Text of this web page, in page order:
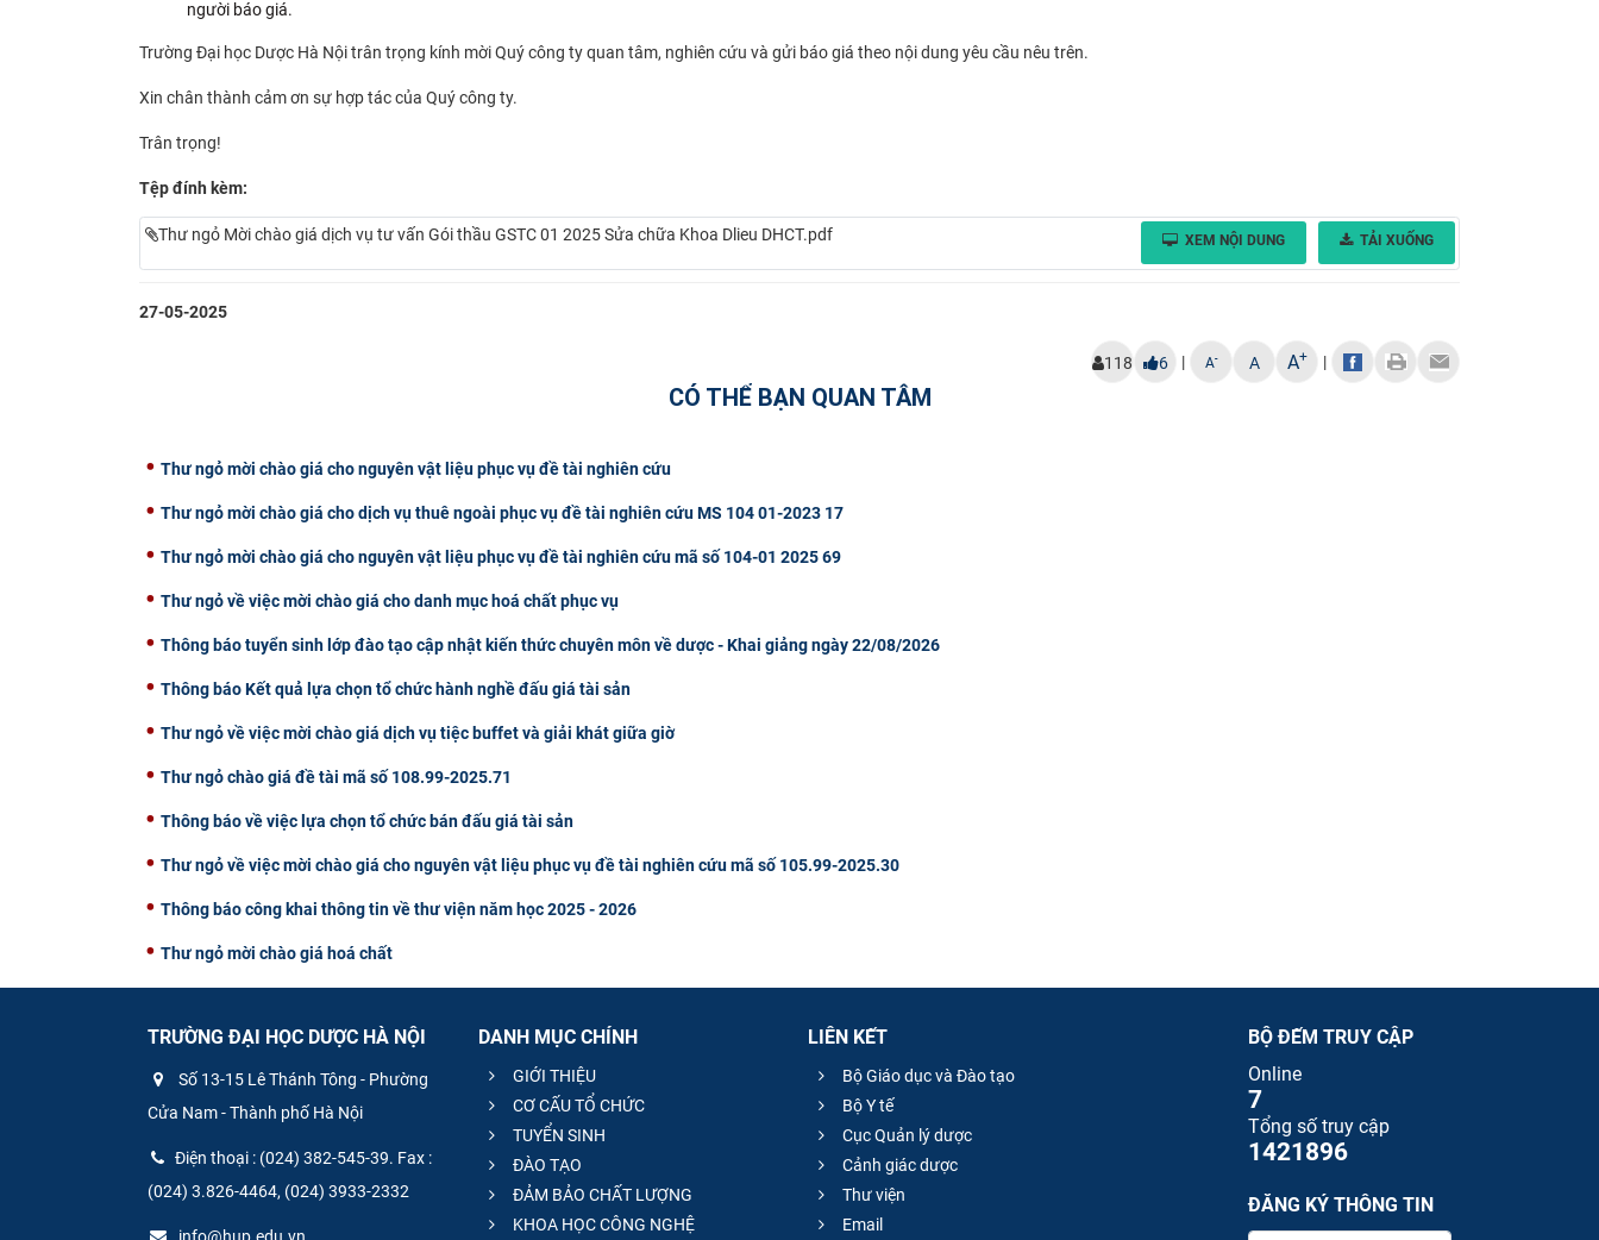
người báo giá.
Trường Đại học Dược Hà Nội trân trọng kính mời Quý công ty quan tâm, nghiên cứu và gửi báo giá theo nội dung yêu cầu nêu trên.
Xin chân thành cảm ơn sự hợp tác của Quý công ty.
Trân trọng!
Tệp đính kèm:
Thư ngỏ Mời chào giá dịch vụ tư vấn Gói thầu GSTC 01 2025 Sửa chữa Khoa Dlieu DHCT.pdf XEM NỘI DUNG TẢI XUỐNG
27-05-2025
118 6 | A- A A+ |
CÓ THỂ BẠN QUAN TÂM
Thư ngỏ mời chào giá cho nguyên vật liệu phục vụ đề tài nghiên cứu
Thư ngỏ mời chào giá cho dịch vụ thuê ngoài phục vụ đề tài nghiên cứu MS 104 01-2023 17
Thư ngỏ mời chào giá cho nguyên vật liệu phục vụ đề tài nghiên cứu mã số 104-01 2025 69
Thư ngỏ về việc mời chào giá cho danh mục hoá chất phục vụ
Thông báo tuyển sinh lớp đào tạo cập nhật kiến thức chuyên môn về dược - Khai giảng ngày 22/08/2026
Thông báo Kết quả lựa chọn tổ chức hành nghề đấu giá tài sản
Thư ngỏ về việc mời chào giá dịch vụ tiệc buffet và giải khát giữa giờ
Thư ngỏ chào giá đề tài mã số 108.99-2025.71
Thông báo về việc lựa chọn tổ chức bán đấu giá tài sản
Thư ngỏ về việc mời chào giá cho nguyên vật liệu phục vụ đề tài nghiên cứu mã số 105.99-2025.30
Thông báo công khai thông tin về thư viện năm học 2025 - 2026
Thư ngỏ mời chào giá hoá chất
TRƯỜNG ĐẠI HỌC DƯỢC HÀ NỘI
Số 13-15 Lê Thánh Tông - Phường
Cửa Nam - Thành phố Hà Nội
Điện thoại : (024) 382-545-39. Fax :
(024) 3.826-4464, (024) 3933-2332
DANH MỤC CHÍNH
GIỚI THIỆU
CƠ CẤU TỔ CHỨC
TUYỂN SINH
ĐÀO TẠO
ĐẢM BẢO CHẤT LƯỢNG
KHOA HỌC CÔNG NGHỆ
LIÊN KẾT
Bộ Giáo dục và Đào tạo
Bộ Y tế
Cục Quản lý dược
Cảnh giác dược
Thư viện
Email
BỘ ĐẾM TRUY CẬP
Online
7
Tổng số truy cập
1421896
ĐĂNG KÝ THÔNG TIN